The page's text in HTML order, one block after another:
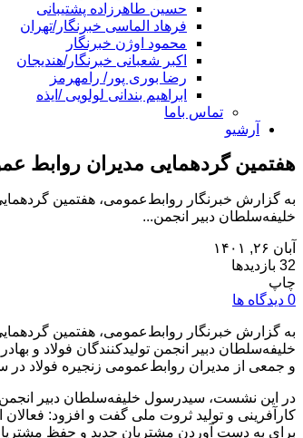
حسین طاهرزاده پشتیبانی
فرهاد الماسی خبرنگار/تهران
محمود اوژن خبرنگار
اکبر شعبانی خبرنگار/هندیجان
رضا بوری پور/ رامهرمز
ابراهیم بندانی لولویی /ایذه
تماس باما
آرشیو
هفتمین گردهمایی مدیران روابط
خلیفه‌سلطان دبیر انجمن...
آبان ۲۶, ۱۴۰۱
32 بازدیدها
چاپ
0 دیدگاه ها
خلیفه‌سلطان دبیر انجمن تولیدکنندگان فولاد و
و جمعی از مدیران روابط‌عمومی زنجیره فولاد
در این نشست، سید‌رسول خلیفه‌سلطان دبیر انجمن
کارآفرینی و تولید ثروت ملی گفت و افزود:
برای به دست آوردن مشتریان جدید و حفظ مشتریان